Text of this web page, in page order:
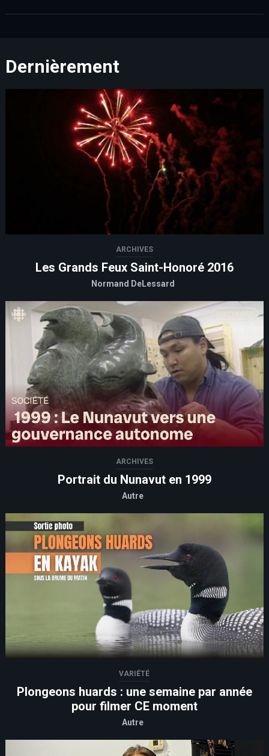
Dernièrement
ARCHIVES
Les Grands Feux Saint-Honoré 2016
Normand DeLessard
ARCHIVES
Portrait du Nunavut en 1999
Autre
VARIÉTÉ
Plongeons huards : une semaine par année
pour filmer CE moment
Autre